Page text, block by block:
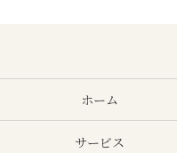
ホーム
サービス